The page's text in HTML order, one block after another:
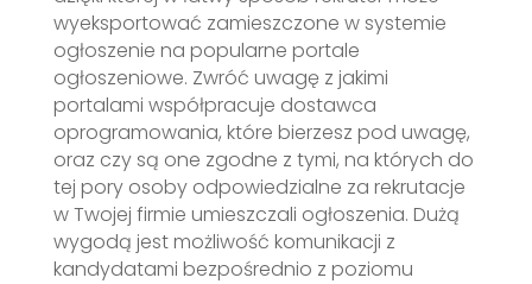
wyeksportować zamieszczone w systemie
ogłoszenie na popularne portale
ogłoszeniowe. Zwróć uwagę z jakimi
portalami współpracuje dostawca
oprogramowania, które bierzesz pod uwagę,
oraz czy są one zgodne z tymi, na których do
tej pory osoby odpowiedzialne za rekrutacje
w Twojej firmie umieszczali ogłoszenia. Dużą
wygodą jest możliwość komunikacji z
kandydatami bezpośrednio z poziomu